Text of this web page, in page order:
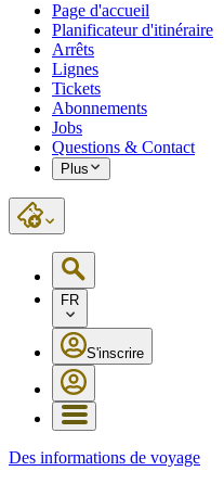
Page d'accueil
Planificateur d'itinéraire
Arrêts
Lignes
Tickets
Abonnements
Jobs
Questions & Contact
Plus
FR
S'inscrire
Des informations de voyage